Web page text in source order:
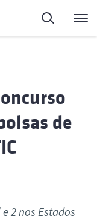
Pesquisa
de
2 nos Estados